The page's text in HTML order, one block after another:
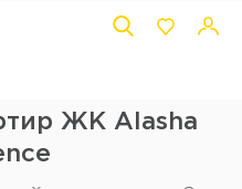
ЖК Alasha